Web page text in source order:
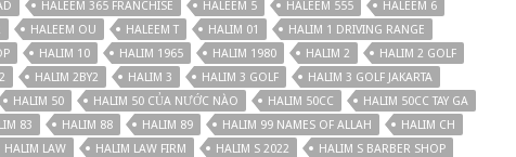
HALEEM 365 FRANCHISE HALEEM 5 HALEEM 555
HALEEM 6
HALEEM OU HALEEM T HALIM 01
HALIM 1 DRIVING RANGE
HALIM 10 HALIM 1965 HALIM 1980 HALIM 2
HALIM 2 GOLF
HALIM 2BY2 HALIM 3 HALIM 3 GOLF
HALIM 3 GOLF JAKARTA
HALIM 50 HALIM 50 CỦA NƯỚC NÀO HALIM 50CC
HALIM 50CC TAY GA
83 HALIM 88 HALIM 89 HALIM 99 NAMES OF ALLAH
HALIM CH
HALIM LAW HALIM LAW FIRM HALIM S 2022
HALIM S BARBER SHOP